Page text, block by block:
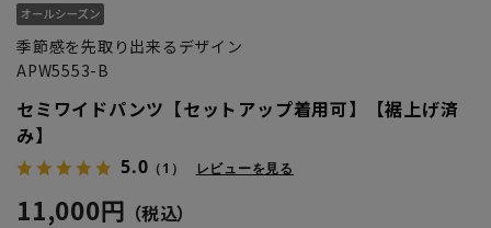
季節感を先取り出来るデザイン
APW5553-B
セミワイドパンツ【セットアップ着用可】【裾上げ済
み】
5.0 （1） レビューを見る
11,000円